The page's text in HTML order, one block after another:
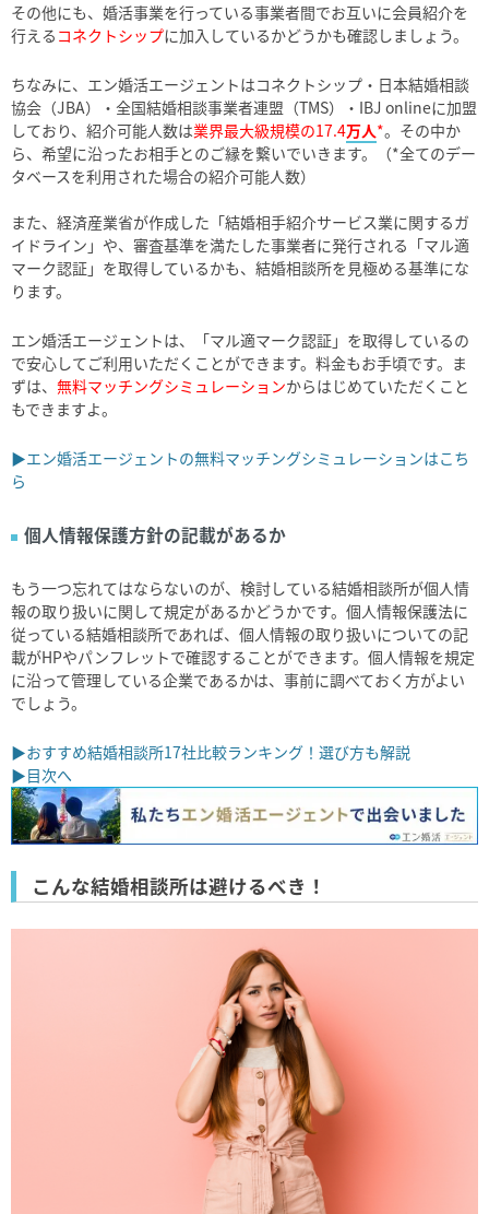
その他にも、婚活事業を行っている事業者間でお互いに会員紹介を
行える コネクトシップに加入しているかどうかも確認しましょう。
ちなみに、エン婚活エージェントはコネクトシップ・日本結婚相談
協会（JBA）・全国結婚相談事業者連盟（TMS）・IBJ onlineに加盟
しており、紹介可能人数は業界最大級規模の17.4万人*。その中か
ら、希望に沿ったお相手とのご縁を繋いでいきます。（*全てのデー
タベースを利用された場合の紹介可能人数）
また、経済産業省が作成した「結婚相手紹介サービス業に関するガ
イドライン」や、審査基準を満たした事業者に発行される「マル適
マーク認証」を取得しているかも、結婚相談所を見極める基準にな
ります。
エン婚活エージェントは、「マル適マーク認証」を取得しているの
で安心してご利用いただくことができます。料金もお手頃です。ま
ずは、 無料マッチングシミュレーションからはじめていただくこと
もできますよ。
▶エン婚活エージェントの無料マッチングシミュレーションはこち
ら
個人情報保護方針の記載があるか
もう一つ忘れてはならないのが、検討している結婚相談所が個人情
報の取り扱いに関して規定があるかどうかです。個人情報保護法に
従っている結婚相談所であれば、個人情報の取り扱いについての記
載がHPやパンフレットで確認することができます。個人情報を規定
に沿って管理している企業であるかは、事前に調べておく方がよい
でしょう。
▶おすすめ結婚相談所17社比較ランキング！選び方も解説
▶目次へ
こんな結婚相談所は避けるべき！